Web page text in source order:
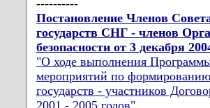
----------
Постановление Членов
государств СНГ - членов
безопасности от 3 декабря
"О ходе выполнения
мероприятий по
государств - участников
2001 - 2005 годов"